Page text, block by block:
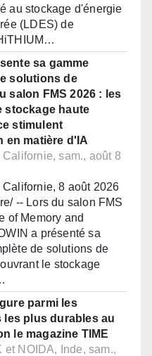
au stockage d'énergie
(LDES) de
sa gamme
solutions de
salon FMS 2026 : les
stockage haute
stimulent
en matière d'IA
sam., août 8
Californie, 8 août 2026
-- Lors du salon FMS
of Memory and
a présenté sa
de solutions de
le stockage
parmi les
les plus durables au
le magazine TIME
et NOIDA, Inde, sam.,